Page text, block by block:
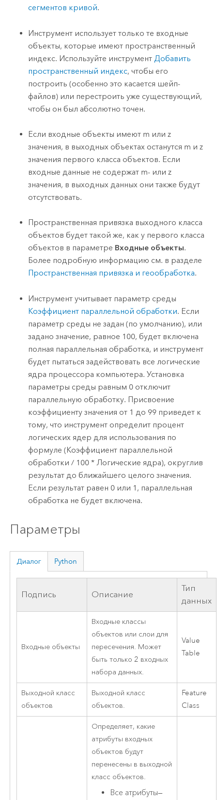
сегментов кривой.
Инструмент использует только те входные
объекты, которые имеют пространственный
индекс. Используйте инструмент Добавить
пространственный индекс, чтобы его
построить (особенно это касается шейп-
файлов) или перестроить уже существующий,
чтобы он был абсолютно точен.
Если входные объекты имеют m или z
значения, в выходных объектах останутся m и z
значения первого класса объектов. Если
входные данные не содержат m- или z
значения, в выходных данных они также будут
отсутствовать.
Пространственная привязка выходного класса
объектов будет такой же, как у первого класса
объектов в параметре Входные объекты.
Более подробную информацию см. в разделе
Пространственная привязка и геообработка.
Инструмент учитывает параметр среды
Коэффициент параллельной обработки. Если
параметр среды не задан (по умолчанию), или
задано значение, равное 100, будет включена
полная параллельная обработка, и инструмент
будет пытаться задействовать все логические
ядра процессора компьютера. Установка
параметры среды равным 0 отключит
параллельную обработку. Присвоение
коэффициенту значения от 1 до 99 приведет к
тому, что инструмент определит процент
логических ядер для использования по
формуле (Коэффициент параллельной
обработки / 100 * Логические ядра), округлив
результат до ближайшего целого значения.
Если результат равен 0 или 1, параллельная
обработка не будет включена.
Параметры
Диалог Python
Подпись Описание
Тип
данных
Входные объекты
Входные классы
объектов или слои для
пересечения. Может
быть только 2 входных
набора данных.
Value
Table
Выходной класс
объектов
Выходной класс
объектов.
Feature
Class
Определяет, какие
атрибуты входных
объектов будут
перенесены в выходной
класс объектов.
Все атрибуты—